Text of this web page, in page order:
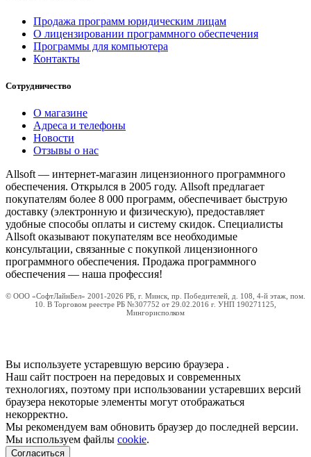
Продажа программ юридическим лицам
О лицензировании программного обеспечения
Программы для компьютера
Контакты
Сотрудничество
О магазине
Адреса и телефоны
Новости
Отзывы о нас
Allsoft — интернет-магазин лицензионного программного
обеспечения. Открылся в 2005 году. Allsoft предлагает
покупателям более 8 000 программ, обеспечивает быструю
доставку (электронную и физическую), предоставляет
удобные способы оплаты и систему скидок. Специалисты
Allsoft оказывают покупателям все необходимые
консультации, связанные с покупкой лицензионного
программного обеспечения. Продажа программного
обеспечения — наша профессия!
© ООО «СофтЛайнБел» 2001-2026 РБ, г. Минск, пр. Победителей, д. 108, 4-й этаж, пом.
10. В Торговом реестре РБ №307752 от 29.02.2016 г. УНП 190271125,
Мингорисполком
Вы используете устаревшую версию браузера .
Наш сайт построен на передовых и современных
технологиях, поэтому при использовании устаревших версий
браузера некоторые элементы могут отображаться
некорректно.
Мы рекомендуем вам обновить браузер до последней версии.
Мы используем файлы cookie.
Согласиться